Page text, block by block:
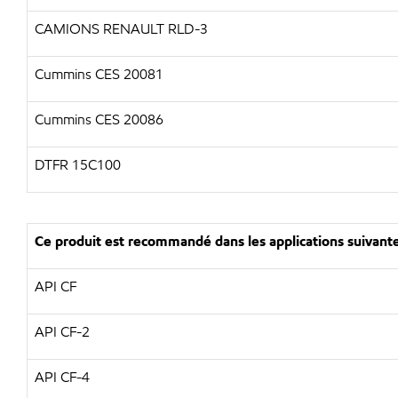
CAMIONS RENAULT RLD-3
Cummins CES 20081
Cummins CES 20086
DTFR 15C100
Ce produit est recommandé dans les applications
API CF
API CF-2
API CF-4